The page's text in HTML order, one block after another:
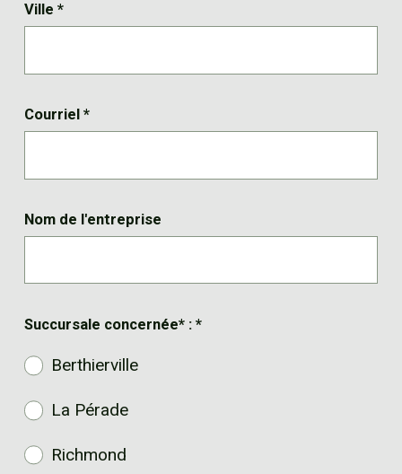
Ville *
Courriel *
Nom de l'entreprise
Succursale concernée* : *
Berthierville
La Pérade
Richmond